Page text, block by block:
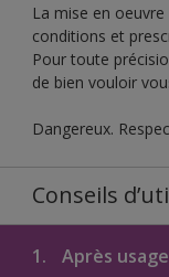
La mise en
conditions et
Pour toute
de bien vouloir
Dangereux.
Conseils
1. Après usage